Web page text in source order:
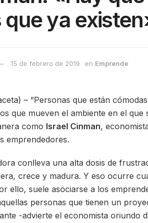
que ya
15 de febrero de 2019 en Emprende
– “Personas que están
que mueven el ambiente en el que
como Israel Cinman,
emprendedores.
conlleva una alta dosis de
crece y madura. Y eso ocurre
ello, suele asociarse a los
personas que tienen un
-advierte el economista oriundo